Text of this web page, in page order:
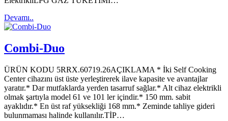
Devamı..
Combi-Duo
ÜRÜN KODU 5RRX.60719.26AÇIKLAMA * İki Self Cooking
Center cihazını üst üste yerleştirerek ilave kapasite ve avantajlar
yaratır.* Dar mutfaklarda yerden tasarruf sağlar.* Alt cihaz elektrikli
olmak şartıyla model 61 ve 101 ler içindir.* 150 mm. sabit
ayaklıdır.* En üst raf yüksekliği 168 mm.* Zeminde tahliye gideri
bulunmaması halinde kullanılır.TİP…